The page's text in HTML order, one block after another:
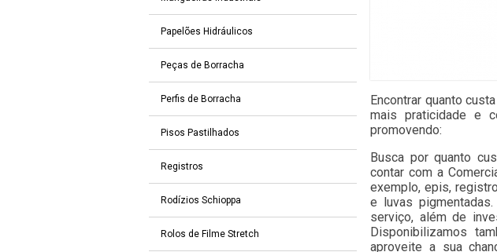
Papelões Hidráulicos
Peças de Borracha
Perfis de Borracha
Pisos Pastilhados
Registros
Rodízios Schioppa
Rolos de Filme Stretch
Encontrar quanto
mais praticidade e
promovendo:
Busca por quanto
contar com a
exemplo, epis,
e luvas
serviço, além de
Disponibilizamos
aproveite a sua